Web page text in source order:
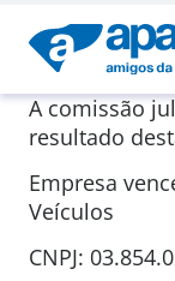
A comissão
resultado
Empresa
Veículos
CNPJ: